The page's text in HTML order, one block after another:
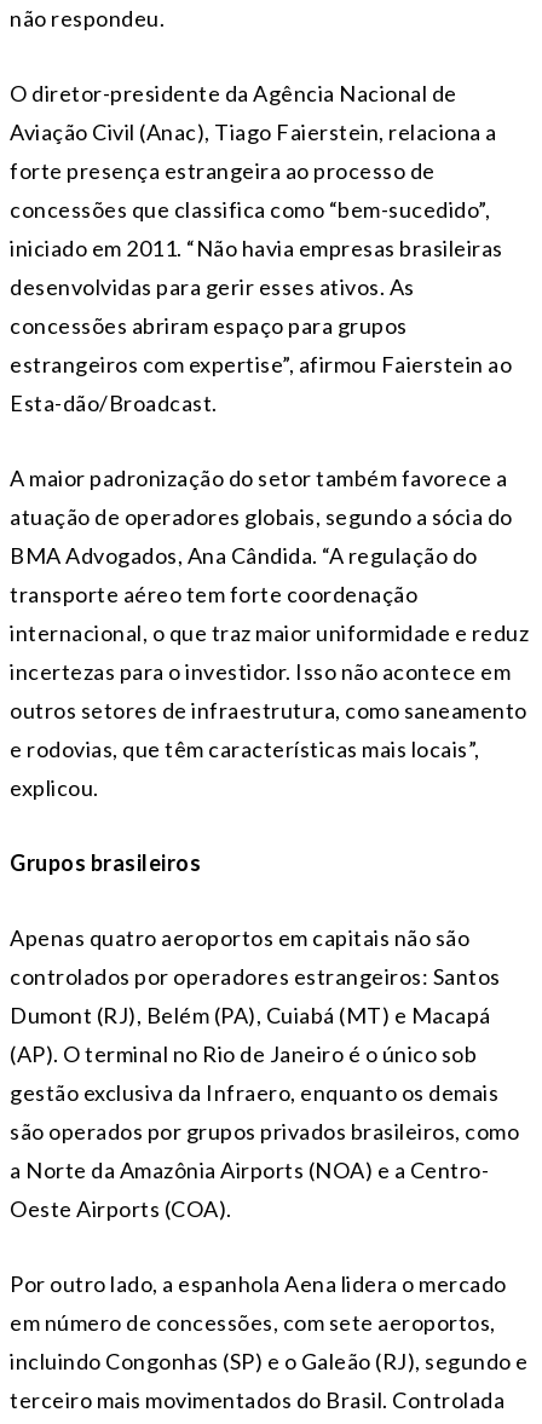
não respondeu.
O diretor-presidente da Agência Nacional de
Aviação Civil (Anac), Tiago Faierstein, relaciona a
forte presença estrangeira ao processo de
concessões que classifica como “bem-sucedido”,
iniciado em 2011. “Não havia empresas brasileiras
desenvolvidas para gerir esses ativos. As
concessões abriram espaço para grupos
estrangeiros com expertise”, afirmou Faierstein ao
Esta-dão/Broadcast.
A maior padronização do setor também favorece a
atuação de operadores globais, segundo a sócia do
BMA Advogados, Ana Cândida. “A regulação do
transporte aéreo tem forte coordenação
internacional, o que traz maior uniformidade e reduz
incertezas para o investidor. Isso não acontece em
outros setores de infraestrutura, como saneamento
e rodovias, que têm características mais locais”,
explicou.
Grupos brasileiros
Apenas quatro aeroportos em capitais não são
controlados por operadores estrangeiros: Santos
Dumont (RJ), Belém (PA), Cuiabá (MT) e Macapá
(AP). O terminal no Rio de Janeiro é o único sob
gestão exclusiva da Infraero, enquanto os demais
são operados por grupos privados brasileiros, como
a Norte da Amazônia Airports (NOA) e a Centro-
Oeste Airports (COA).
Por outro lado, a espanhola Aena lidera o mercado
em número de concessões, com sete aeroportos,
incluindo Congonhas (SP) e o Galeão (RJ), segundo e
terceiro mais movimentados do Brasil. Controlada